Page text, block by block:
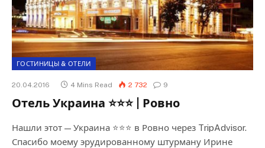
ГОСТИНИЦЫ & ОТЕЛИ
20.04.2016 4 Mins Read 2 732 9
Отель Украина ⭐⭐⭐ | Ровно
Нашли этот — Украина ⭐⭐⭐ в Ровно через TripAdvisor.
Спасибо моему эрудированному штурману Ирине